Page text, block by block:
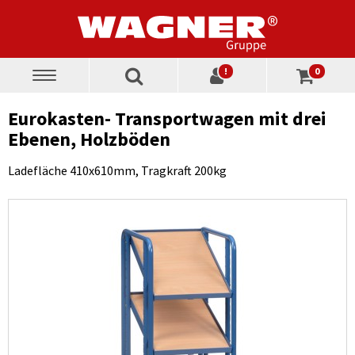
Toggle
! 0
Eurokasten- Transportwagen mit drei
Ebenen, Holzböden
Ladefläche 410x610mm, Tragkraft 200kg